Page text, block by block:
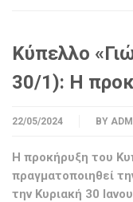
Κύπελλο
30/1): Η
22/05/2024 BY
Η προκήρυξη του
πραγματοποιηθεί
την Κυριακή 30